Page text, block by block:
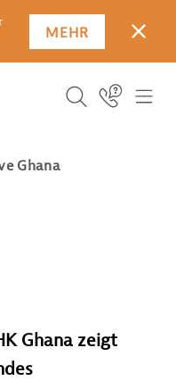
MEHR
ICON
SUCHBEGRIFF
SUCHEN
Icon Link
Ghana
Ghana zeigt